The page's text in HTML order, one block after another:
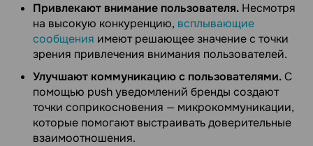
Привлекают внимание пользователя. Несмотря
на высокую конкуренцию, всплывающие
сообщения имеют решающее значение с точки
зрения привлечения внимания пользователей.
Улучшают коммуникацию с пользователями.С
помощью push уведомлений бренды создают
точки соприкосновения — микрокоммуникации,
которые помогают выстраивать доверительные
взаимоотношения.